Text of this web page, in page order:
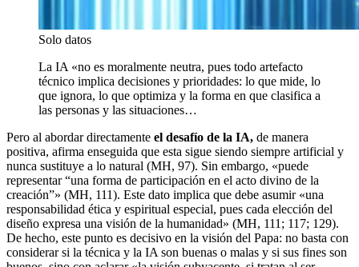
Solo datos
La IA «no es moralmente neutra, pues todo artefacto
técnico implica decisiones y prioridades: lo que mide, lo
que ignora, lo que optimiza y la forma en que clasifica a
las personas y las situaciones…
Pero al abordar directamente el desafío de la IA, de manera
positiva, afirma enseguida que esta sigue siendo siempre artificial y
nunca sustituye a lo natural (MH, 97). Sin embargo, «puede
representar “una forma de participación en el acto divino de la
creación”» (MH, 111). Este dato implica que debe asumir «una
responsabilidad ética y espiritual especial, pues cada elección del
diseño expresa una visión de la humanidad» (MH, 111; 117; 129).
De hecho, este punto es decisivo en la visión del Papa: no basta con
considerar si la técnica y la IA son buenas o malas y si sus fines son